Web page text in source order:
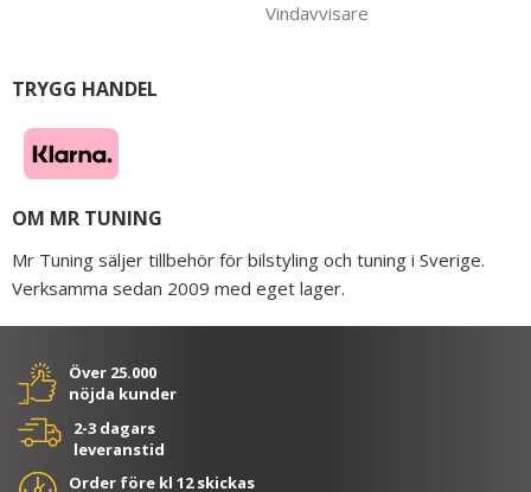
Vindavvisare
TRYGG HANDEL
OM MR TUNING
Mr Tuning säljer tillbehör för bilstyling och tuning i Sverige.
Verksamma sedan 2009 med eget lager.
Över 25.000
nöjda kunder
2-3 dagars
leveranstid
Order före kl 12 skickas